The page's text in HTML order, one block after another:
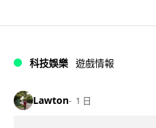
科技娛樂 遊戲情報
Lawton 1 日